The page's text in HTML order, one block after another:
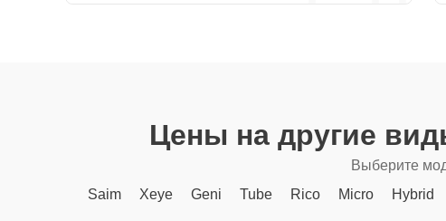
Цены на другие
Выберите
Saim
Xeye Geni Tube Rico Micro Hybrid